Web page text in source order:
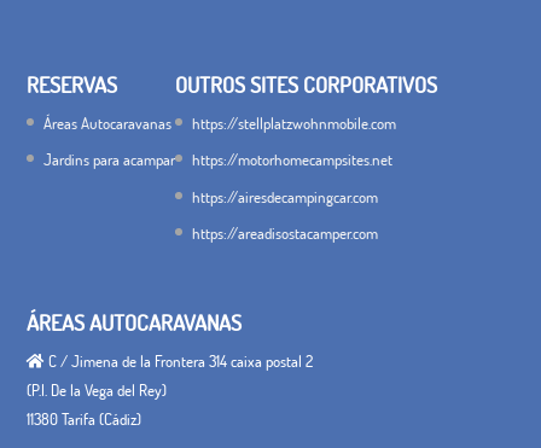
RESERVAS
Áreas Autocaravanas
Jardins para acampar
OUTROS SITES CORPORATIVOS
https://stellplatzwohnmobile.com
https://motorhomecampsites.net
https://airesdecampingcar.com
https://areadisostacamper.com
ÁREAS AUTOCARAVANAS
C / Jimena de la Frontera 314 caixa postal 2
(P.I. De la Vega del Rey)
11380 Tarifa (Cádiz)